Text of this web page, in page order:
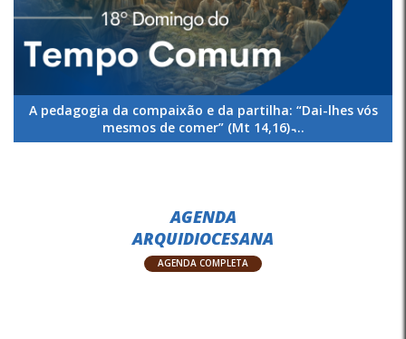
A pedagogia da compaixão e da partilha: “Dai-lhes vós
mesmos de comer” (Mt 14,16) ̵...
AGENDA
ARQUIDIOCESANA
AGENDA COMPLETA